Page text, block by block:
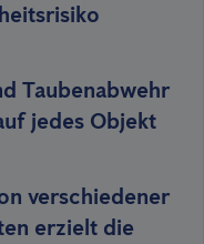
Taubenabwehr
jedes Objekt
verschiedener
erzielt die